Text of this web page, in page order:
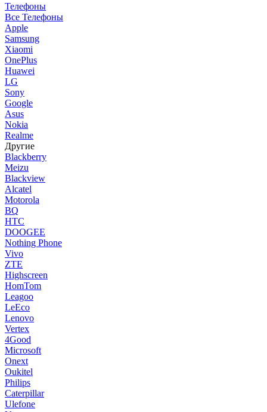
Телефоны
Все Телефоны
Apple
Samsung
Xiaomi
OnePlus
Huawei
LG
Sony
Google
Asus
Nokia
Realme
Другие
Blackberry
Meizu
Blackview
Alcatel
Motorola
BQ
HTC
DOOGEE
Nothing Phone
Vivo
ZTE
Highscreen
HomTom
Leagoo
LeEco
Lenovo
Vertex
4Good
Microsoft
Onext
Oukitel
Philips
Caterpillar
Ulefone